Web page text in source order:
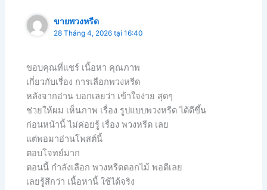
ขายพวงหรีด
28 Tháng 4, 2026 tại 16:40
ขอบคุณที่แชร์ เนื้อหา คุณภาพ
เกี่ยวกับเรื่อง การเลือกพวงหรีด
หลังจากอ่าน บอกเลยว่า เข้าใจง่าย สุดๆ
ช่วยให้ผม เห็นภาพ เรื่อง รูปแบบพวงหรีด ได้ดีขึ้น
ก่อนหน้านี้ ไม่ค่อยรู้ เรื่อง พวงหรีด เลย
แต่พอมาอ่านโพสต์นี้
ตอบโจทย์มาก
ตอนนี้ กำลังเลือก พวงหรีดดอกไม้ พอดีเลย
เลยรู้สึกว่า เนื้อหานี้ ใช้ได้จริง